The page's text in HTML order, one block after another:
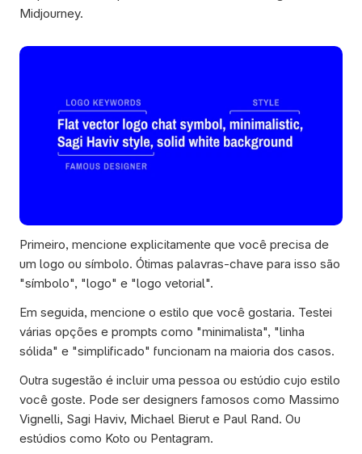
Midjourney.
Primeiro, mencione explicitamente que você precisa de
um logo ou símbolo. Ótimas palavras-chave para isso são
"símbolo", "logo" e "logo vetorial".
Em seguida, mencione o estilo que você gostaria. Testei
várias opções e prompts como "minimalista", "linha
sólida" e "simplificado" funcionam na maioria dos casos.
Outra sugestão é incluir uma pessoa ou estúdio cujo estilo
você goste. Pode ser designers famosos como Massimo
Vignelli, Sagi Haviv, Michael Bierut e Paul Rand. Ou
estúdios como Koto ou Pentagram.